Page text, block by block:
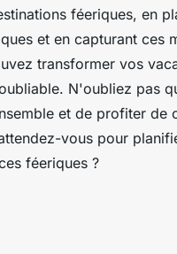
féeriques, en
et en capturant ces
transformer vos
N'oubliez pas
et de profiter de
vous pour
féeriques ?